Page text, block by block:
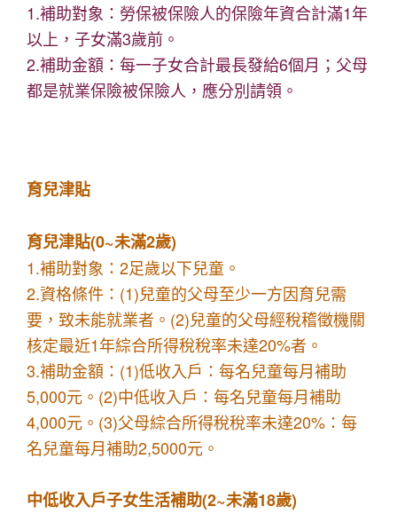
1.補助對象：勞保被保險人的保險年資合計滿1年
以上，子女滿3歲前。
2.補助金額：每一子女合計最長發給6個月；父母
都是就業保險被保險人，應分別請領。
育兒津貼
育兒津貼(0~未滿2歲)
1.補助對象：2足歲以下兒童。
2.資格條件：(1)兒童的父母至少一方因育兒需
要，致未能就業者。(2)兒童的父母經稅稽徵機關
核定最近1年綜合所得稅稅率未達20%者。
3.補助金額：(1)低收入戶：每名兒童每月補助
5,000元。(2)中低收入戶：每名兒童每月補助
4,000元。(3)父母綜合所得稅稅率未達20%：每
名兒童每月補助2,5000元。
中低收入戶子女生活補助(2~未滿18歲)